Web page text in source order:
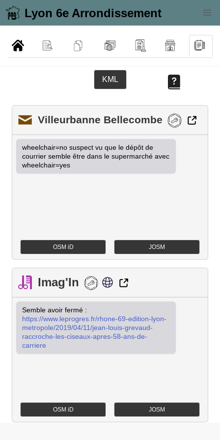
Lyon 6e Arrondissement
KML
Villeurbanne Bellecombe
wheelchair=no suspect vu que le dépôt de
courrier semble être dans le supermarché avec
wheelchair=yes
OSM iD JOSM
Imag'In
https://www.leprogres.fr/rhone-69-edition-lyon-
metropole/2019/04/11/jean-louis-grevaud-
raccroche-les-ciseaux-apres-58-ans-de-
carriere
OSM iD JOSM